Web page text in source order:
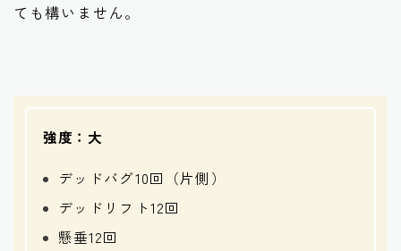
ても構いません。
強度：大
デッドバグ10回（片側）
デッドリフト12回
懸垂12回